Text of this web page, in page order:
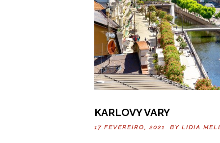
KARLOVY VARY
17 FEVEREIRO, 2021 BY LIDIA